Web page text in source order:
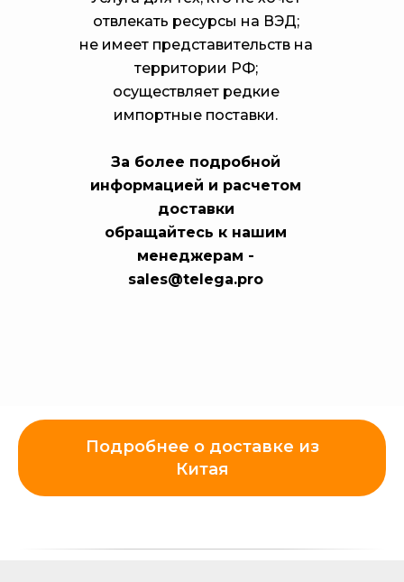
отвлекать ресурсы на ВЭД;
не имеет представительств на
территории РФ;
осуществляет редкие
импортные поставки.
За более подробной
информацией и расчетом
доставки
обращайтесь к нашим
менеджерам -
sales@telega.pro
Подробнее о доставке из
Китая